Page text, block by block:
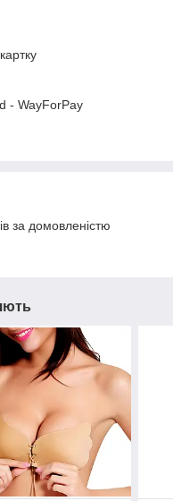
- WayForPay
за домовленістю